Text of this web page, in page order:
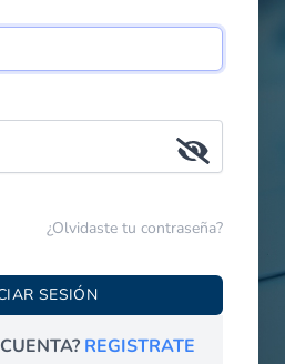
¿Olvidaste tu contraseña?
SESIÓN
REGISTRATE